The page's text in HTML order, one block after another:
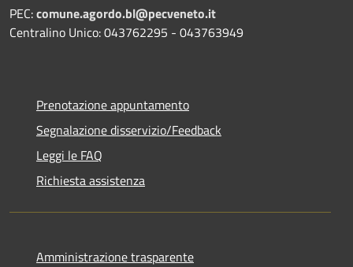
PEC:comune.agordo.bl@pecveneto.it
Centralino Unico: 043762295 - 043763949
Prenotazione appuntamento
Segnalazione disservizio/Feedback
Leggi le FAQ
Richiesta assistenza
Amministrazione trasparente